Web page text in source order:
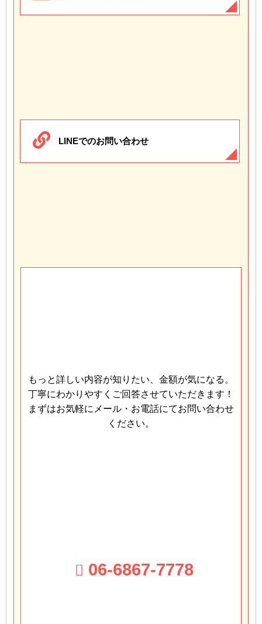
LINEでのお問い合わせ
もっと詳しい内容が知りたい、金額が気になる。
丁寧にわかりやすくご回答させていただきます！
まずはお気軽にメール・お電話にてお問い合わせ
ください。
06-6867-7778